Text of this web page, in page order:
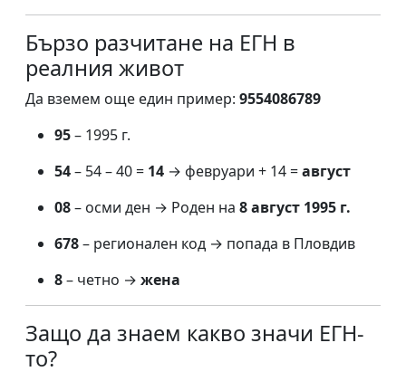
Бързо разчитане на ЕГН в
реалния живот
Да вземем още един пример: 9554086789
95– 1995 г.
54– 54 – 40 = 14 → февруари + 14 =август
08– осми ден → Роден на 8 август 1995 г.
678– регионален код → попада в Пловдив
8– четно → жена
Защо да знаем какво значи ЕГН-
то?